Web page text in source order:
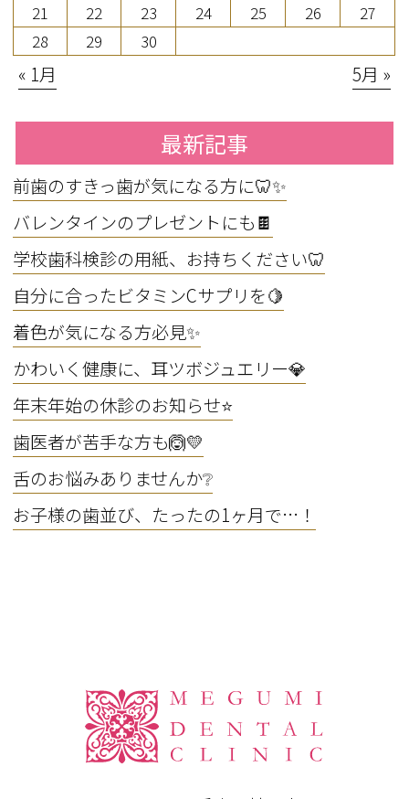
21
22 23 24 25 26
27
28
29 30
« 1月 5月 »
最新記事
前歯のすきっ歯が気になる方に🦷✨
バレンタインのプレゼントにも🍫
学校歯科検診の用紙、お持ちください🦷
自分に合ったビタミンCサプリを🍋
着色が気になる方必見✨
かわいく健康に、耳ツボジュエリー💎
年末年始の休診のお知らせ⭐
歯医者が苦手な方も🙆💛
舌のお悩みありませんか❔
お子様の歯並び、たったの1ヶ月で…！